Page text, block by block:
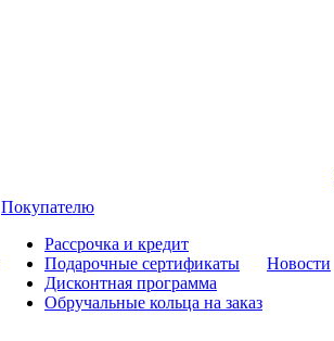
Покупателю
Рассрочка и кредит
Подарочные сертификаты
Дисконтная программа
Обручальные кольца на заказ
Новости